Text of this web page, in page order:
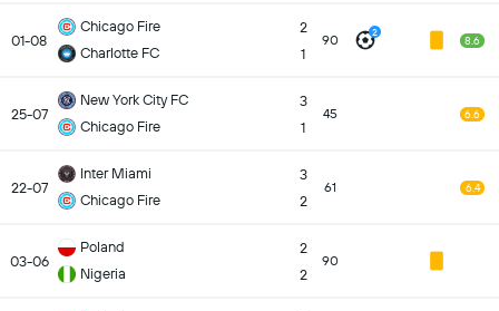
01-08
Chicago Fire
Charlotte FC
2
1
90 2
8.6
25-07
New York City FC
Chicago Fire
3
1
45 6.6
22-07
Inter Miami
Chicago Fire
3
2
61 6.4
03-06
Poland
Nigeria
2
2
90